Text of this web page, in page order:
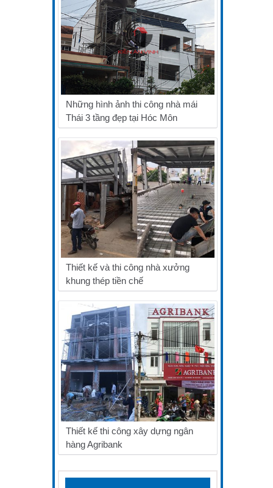
Những hình ảnh thi công nhà mái
Thái 3 tầng đẹp tại Hóc Môn
Thiết kế và thi công nhà xưởng
khung thép tiền chế
Thiết kế thi công xây dựng ngân
hàng Agribank